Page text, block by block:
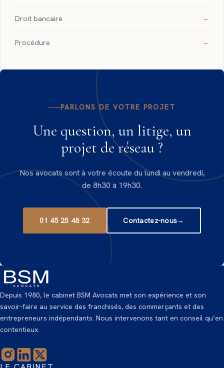
Droit bancaire
Procédure
PARLONS DE VOTRE PROJET
Une question, un litige, un
projet de réseau ?
Nos avocats sont à votre écoute du lundi au vendredi,
de 8h30 à 19h30.
01 45 25 48 32 Contactez-nous→
Depuis 1980, le cabinet BSM Avocats met son expérience et son
savoir-faire au service des franchisés, des commerçants et des
entrepreneurs indépendants. Nous intervenons tant en conseil qu’en
contentieux.